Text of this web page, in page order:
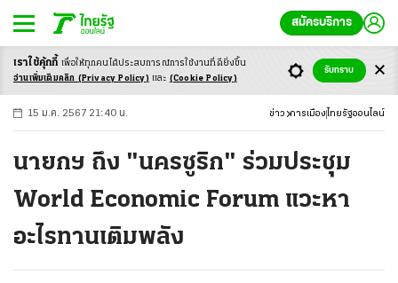
สมัครบริการ
-ก ก ก+
15 ม.ค. 2567 21:40 น. ข่าว การเมือง ไทยรัฐออนไลน์
นายกฯ ถึง "นครซูริก" ร่วมประชุม
World Economic Forum แวะหา
อะไรทานเติมพลัง
เราใช้คุ้กกี้ เพื่อให้ทุกคนได้ประสบการณ์การใช้งานที่ดียิ่งขึ้น
อ่านเพิ่มเติมคลิก (Privacy Policy) และ (Cookie Policy)
รับทราบ